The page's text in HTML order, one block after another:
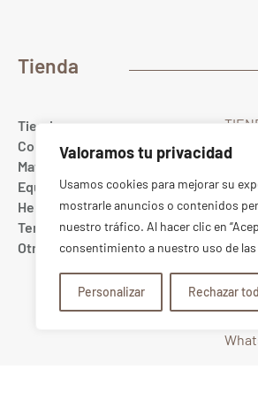
Valoramos tu privacidad
Usamos cookies para mejorar su
mostrarle anuncios o contenidos
nuestro tráfico. Al hacer clic en
consentimiento a nuestro uso de
Personalizar Rechazar
Tienda
Tienda
Colores
Materias primas
Equipamiento cerámico
Herramientas
Tercer fuego
Otros
T.